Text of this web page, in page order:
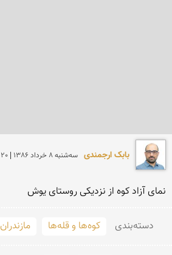
بابک ارجمندی سه‌شنبه 8 خرداد 1386 | 20 سال پیش
نمای آزاد كوه از نزدیكی روستای یوش
دسته‌بندی کوه‌ها و قله‌ها مازندران